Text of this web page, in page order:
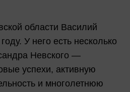
области Василий
У него есть несколько
Невского —
успехи, активную
и многолетнюю